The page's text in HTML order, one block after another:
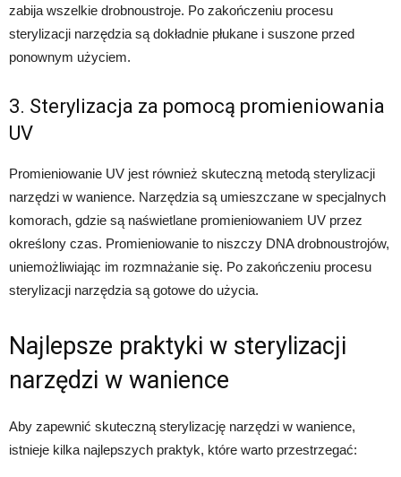
zabija wszelkie drobnoustroje. Po zakończeniu procesu
sterylizacji narzędzia są dokładnie płukane i suszone przed
ponownym użyciem.
3. Sterylizacja za pomocą promieniowania
UV
Promieniowanie UV jest również skuteczną metodą sterylizacji
narzędzi w wanience. Narzędzia są umieszczane w specjalnych
komorach, gdzie są naświetlane promieniowaniem UV przez
określony czas. Promieniowanie to niszczy DNA drobnoustrojów,
uniemożliwiając im rozmnażanie się. Po zakończeniu procesu
sterylizacji narzędzia są gotowe do użycia.
Najlepsze praktyki w sterylizacji
narzędzi w wanience
Aby zapewnić skuteczną sterylizację narzędzi w wanience,
istnieje kilka najlepszych praktyk, które warto przestrzegać: